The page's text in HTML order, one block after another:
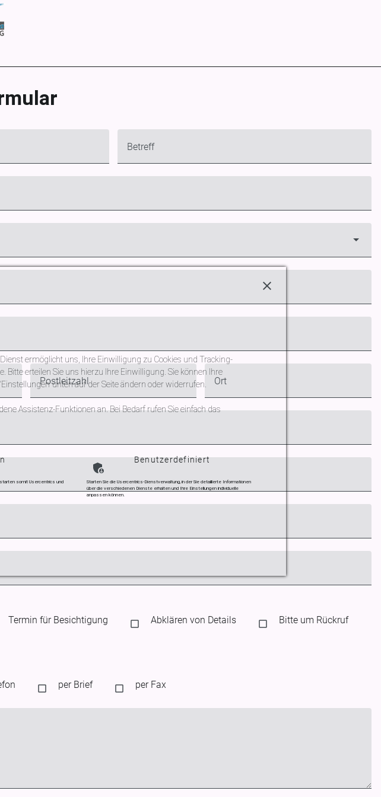
ermöglicht uns, Ihre Einwilligung zu Cookies und Tracking-
erteilen Sie uns hierzu Ihre Einwilligung. Sie können Ihre
unten auf der Seite ändern oder widerrufen.
Assistenz-Funktionen an. Bei Bedarf rufen Sie einfach das
somit Usercentrics und
Benutzerdefiniert
Starten Sie die Usercentrics-Dienstverwaltung, in der Sie detaillierte Informationen
über die verschiedenen Dienste erhalten und Ihre Einstellungen individuelle
anpassen können.
Betreff
Postleitzahl Ort
Termin für Besichtigung Abklären von Details
Bitte um Rückruf
per Brief per Fax